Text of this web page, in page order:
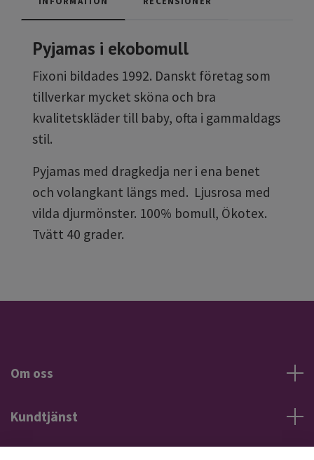
Pyjamas i ekobomull
Fixoni bildades 1992. Danskt företag som
tillverkar mycket sköna och bra
kvalitetskläder till baby, ofta i gammaldags
stil.
Pyjamas med dragkedja ner i ena benet
och volangkant längs med. Ljusrosa med
vilda djurmönster. 100% bomull, Ökotex.
Tvätt 40 grader.
Om oss
Kundtjänst